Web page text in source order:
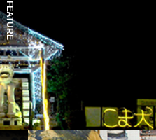
FEATURE